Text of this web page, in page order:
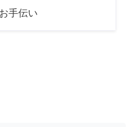
手伝い